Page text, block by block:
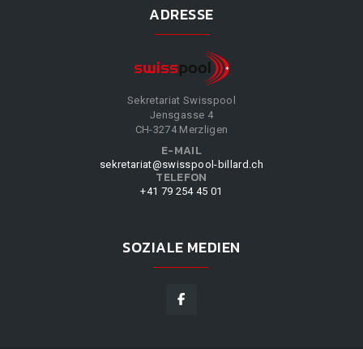
ADRESSE
Sekretariat Swisspool
Jensgasse 4
CH-3274 Merzligen
E-MAIL
sekretariat@swisspool-billard.ch
TELEFON
+41 79 254 45 01
SOZIALE MEDIEN